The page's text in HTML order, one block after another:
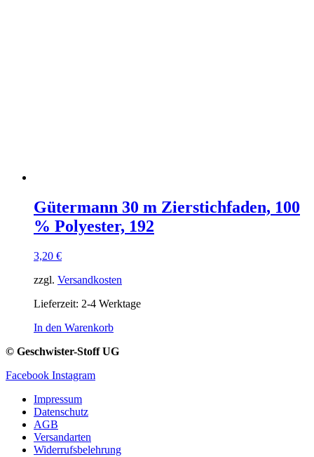
Gütermann 30 m Zierstichfaden, 100
% Polyester, 192
3,20 €
zzgl. Versandkosten
Lieferzeit: 2-4 Werktage
In den Warenkorb
© Geschwister-Stoff UG
Facebook Instagram
Impressum
Datenschutz
AGB
Versandarten
Widerrufsbelehrung